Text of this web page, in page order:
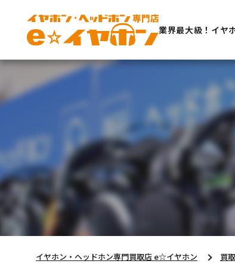
業界最大級！イヤ
イヤホン・ヘッドホン専門買取店 e☆イヤホン 買